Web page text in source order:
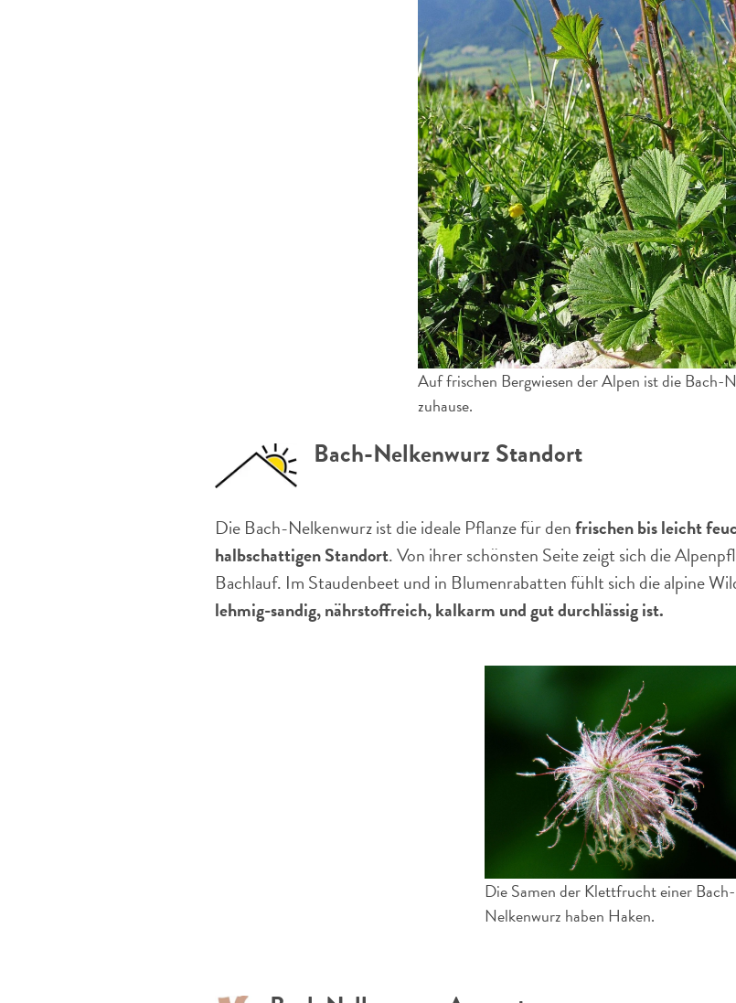
Auf frischen Bergwiesen der Alpen ist die Bach-
zuhause.
Bach-Nelkenwurz Standort
Die Bach-Nelkenwurz ist die ideale Pflanze für denfrischen bis leicht
halbschattigen Standort. Von ihrer schönsten Seite zeigt sich die
Bachlauf. Im Staudenbeet und in Blumenrabatten fühlt sich die alpine
lehmig-sandig, nährstoffreich, kalkarm und gut durchlässig ist.
Die Samen der Klettfrucht einer Bach-
Nelkenwurz haben Haken.